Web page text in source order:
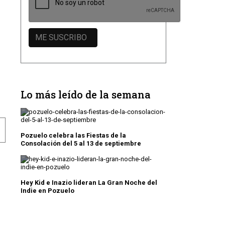
LA FERIA DEL COMERCIO
Lo más leído de la semana
Pozuelo celebra las Fiestas de la
Consolación del 5 al 13 de septiembre
Hey Kid e Inazio lideran La Gran Noche del
Indie en Pozuelo